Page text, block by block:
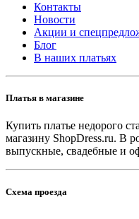
Контакты
Новости
Акции и
Блог
В наших платьях
Платья в магазине
Купить платье недорого
магазину ShopDress.ru. В
выпускные, свадебные и
Схема проезда